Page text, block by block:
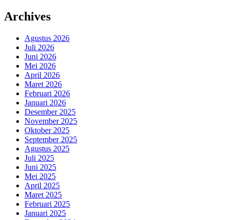
Archives
Agustus 2026
Juli 2026
Juni 2026
Mei 2026
April 2026
Maret 2026
Februari 2026
Januari 2026
Desember 2025
November 2025
Oktober 2025
September 2025
Agustus 2025
Juli 2025
Juni 2025
Mei 2025
April 2025
Maret 2025
Februari 2025
Januari 2025